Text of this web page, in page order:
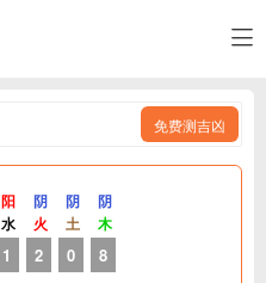
免费测吉凶
阳
水
1
阴
火
2
阴
土
0
阴
木
8